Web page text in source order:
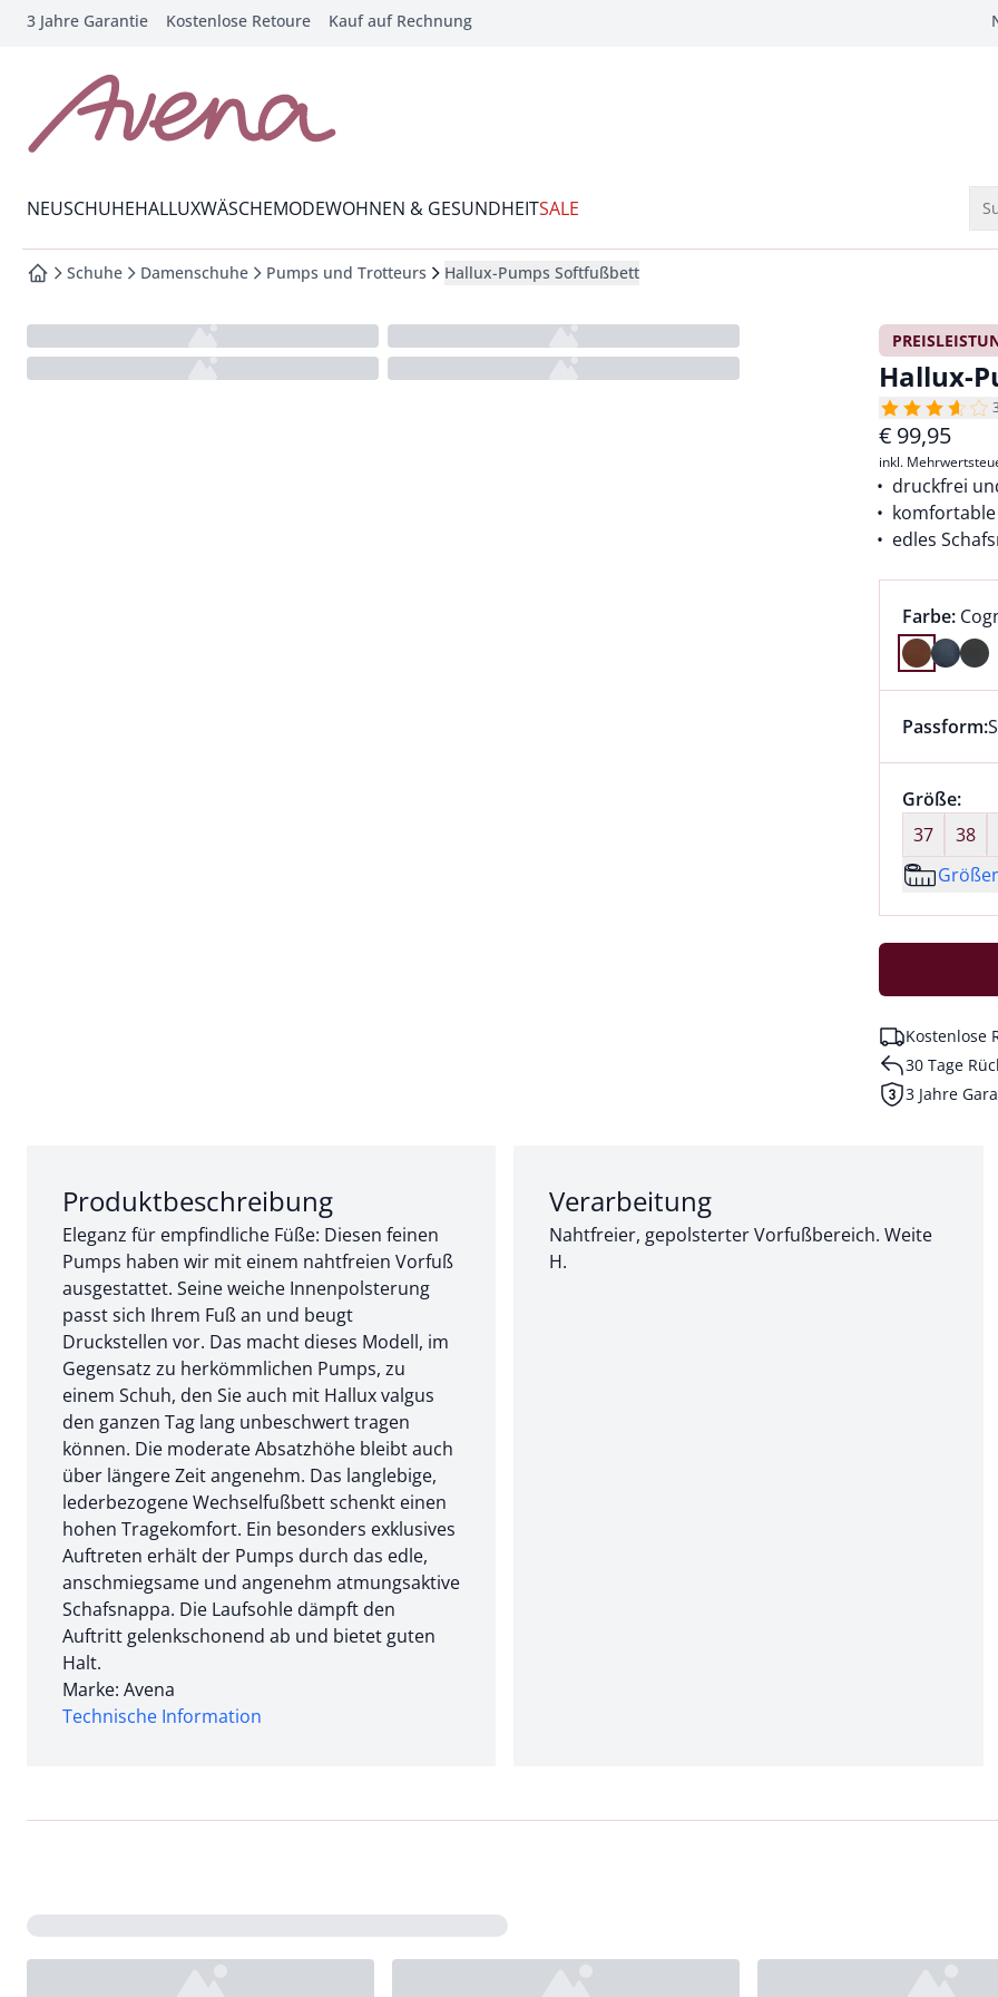
springen
springen
springen
springen
3 Jahre Garantie Kostenlose Retoure Kauf auf Rechnung
zur Startseite
Wechsel in das Menü mit Pfeil-Runter Taste
NEUSCHUHEHALLUXWÄSCHEMODEWOHNEN & GESUNDHEITSALE
zur Startseite
Schuhe Damenschuhe Pumps und Trotteurs Hallux-Pumps Softfußbett
Hallux-
€ 99,95
inkl.
druckfrei
edles
Farbe:
Farbe
Dieser
Passform:
Größe:
37
38
Kostenlose
30 Tage
3 Jahre
Abschnitt 1 von 3:
Produktbeschreibung
Eleganz für empfindliche Füße: Diesen feinen
Pumps haben wir mit einem nahtfreien Vorfuß
ausgestattet. Seine weiche Innenpolsterung
passt sich Ihrem Fuß an und beugt
Druckstellen vor. Das macht dieses Modell, im
Gegensatz zu herkömmlichen Pumps, zu
einem Schuh, den Sie auch mit Hallux valgus
den ganzen Tag lang unbeschwert tragen
können. Die moderate Absatzhöhe bleibt auch
über längere Zeit angenehm. Das langlebige,
lederbezogene Wechselfußbett schenkt einen
hohen Tragekomfort. Ein besonders exklusives
Auftreten erhält der Pumps durch das edle,
anschmiegsame und angenehm atmungsaktive
Schafsnappa. Die Laufsohle dämpft den
Auftritt gelenkschonend ab und bietet guten
Halt.
Marke: Avena
Technische Information
Abschnitt 2 von 3:
Verarbeitung
Nahtfreier, gepolsterter Vorfußbereich. Weite
H.